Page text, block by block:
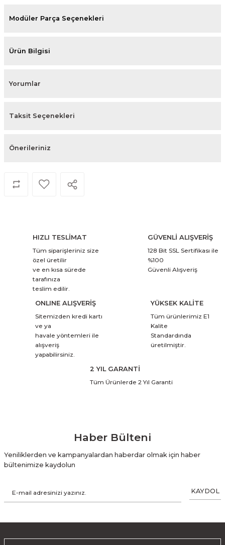
Modüler Parça Seçenekleri
Ürün Bilgisi
Yorumlar
Taksit Seçenekleri
Önerileriniz
HIZLI TESLİMAT
Tüm siparişleriniz size
özel üretilir
ve en kısa sürede
tarafınıza
teslim edilir.
GÜVENLİ ALIŞVERİŞ
128 Bit SSL Sertifikası ile
%100
Güvenli Alışveriş
ONLINE ALIŞVERİŞ
Sitemizden kredi kartı
ve ya
havale yöntemleri ile
alışveriş
yapabilirsiniz.
YÜKSEK KALİTE
Tüm ürünlerimiz E1
Kalite
Standardında
üretilmiştir.
2 YIL GARANTİ
Tüm Ürünlerde 2 Yıl Garanti
Haber Bülteni
Yeniliklerden ve kampanyalardan haberdar olmak için haber
bültenimize kaydolun
KAYDOL